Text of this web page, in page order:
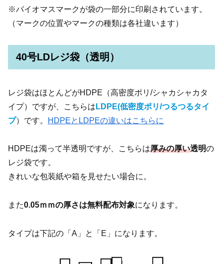
※バイオマスマークが袋の一部分に印刷されています。
（マークの位置やマークの種類は各社違います）
40号LDレジ袋（透明）
レジ袋はほとんどがHDPE（高密度ポリ/シャカシャカタ
イプ）ですが、こちらは LDPE(低密度ポリ/つるつるタイ
プ）です。 HDPEとLDPEの違いはこちらに
HDPEは濁って半透明ですが、こちらは厚みの厚い透明の
レジ袋です。
きれいな包装紙や箱を見せたい場合に。
また0.05ｍｍの厚さは無料配布対象になります。
タイプは下記の「A」と「E」になります。